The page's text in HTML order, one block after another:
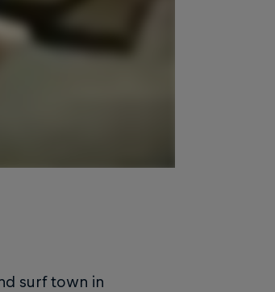
surf town in